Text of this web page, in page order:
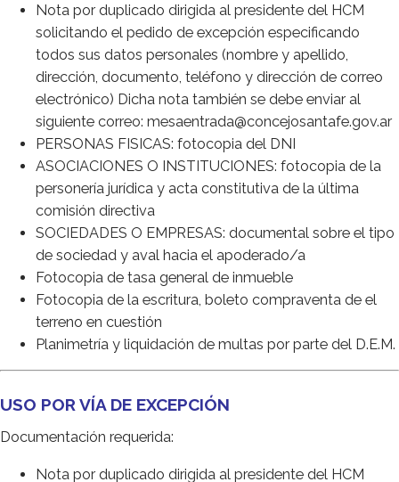
Nota por duplicado dirigida al presidente del HCM
solicitando el pedido de excepción especificando
todos sus datos personales (nombre y apellido,
dirección, documento, teléfono y dirección de correo
electrónico) Dicha nota también se debe enviar al
siguiente correo: mesaentrada@concejosantafe.gov.ar
PERSONAS FISICAS: fotocopia del DNI
ASOCIACIONES O INSTITUCIONES: fotocopia de la
personería jurídica y acta constitutiva de la última
comisión directiva
SOCIEDADES O EMPRESAS: documental sobre el tipo
de sociedad y aval hacia el apoderado/a
Fotocopia de tasa general de inmueble
Fotocopia de la escritura, boleto compraventa de el
terreno en cuestión
Planimetría y liquidación de multas por parte del D.E.M.
USO POR VÍA DE EXCEPCIÓN
Documentación requerida:
Nota por duplicado dirigida al presidente del HCM